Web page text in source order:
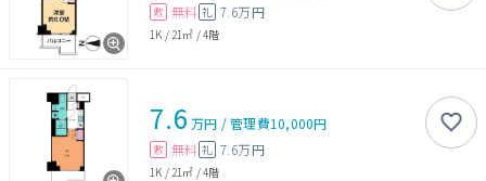
敷 無料 礼 7.6万円
1K / 21㎡ /4階
7.6 万円 /管理費10,000円
敷 無料 礼 7.6万円
1K / 21㎡ /4階